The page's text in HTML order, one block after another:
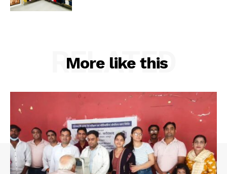
More like this
RELATED